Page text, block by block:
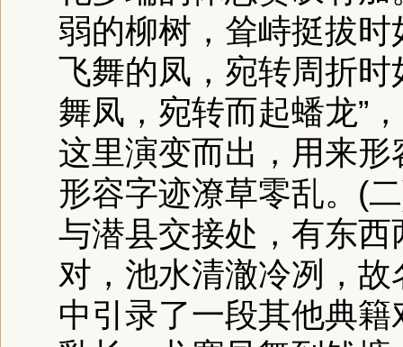
弱的柳树，耸峙挺拔
飞舞的凤，宛转周折时
舞凤，宛转而起蟠龙”
这里演变而出，用来
形容字迹潦草零乱。(
与潜县交接处，有东
对，池水清澈冷冽，故
中引录了一段其他典